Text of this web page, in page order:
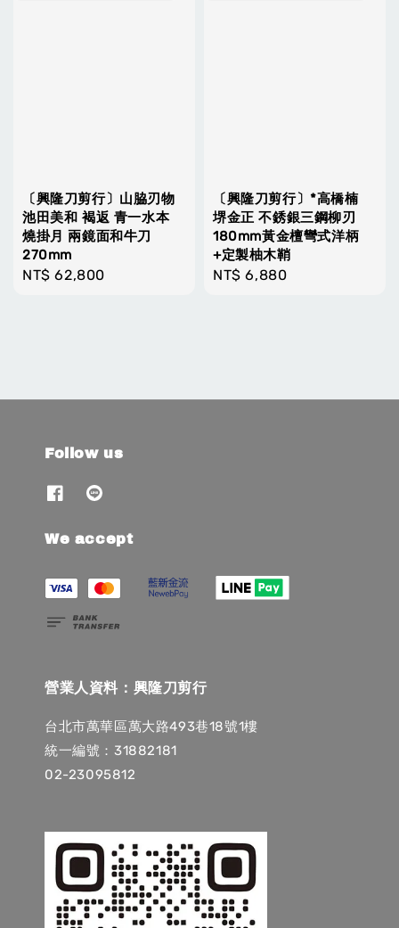
〔興隆刀剪行〕山脇刃物
池田美和 褐返 青一水本
燒掛月 兩鏡面和牛刀
270mm
Regular
NT$ 62,800
〔興隆刀剪行〕*高橋楠
堺金正 不銹銀三鋼柳刃
180mm黃金檀彎式洋柄
+定製柚木鞘
Regular
NT$ 6,880
Follow us
We accept
營業人資料：興隆刀剪行
台北市萬華區萬大路493巷18號1樓
統一編號：31882181
02-23095812